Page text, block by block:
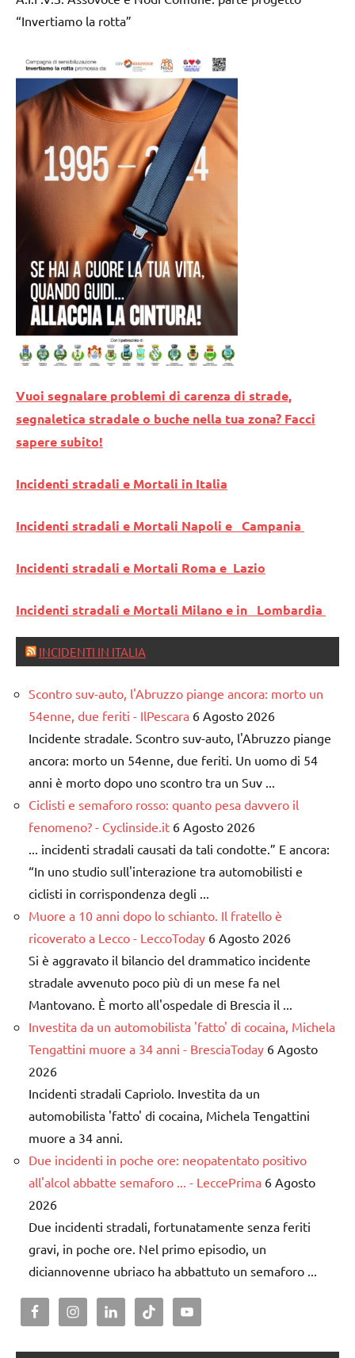
“Invertiamo la rotta”
Vuoi segnalare problemi di carenza di strade,
segnaletica stradale o buche nella tua zona? Facci
sapere subito!
Incidenti stradali e Mortali in Italia
Incidenti stradali e Mortali Napoli e Campania
Incidenti stradali e Mortali Roma e Lazio
Incidenti stradali e Mortali Milano e in Lombardia
INCIDENTI IN ITALIA
Scontro suv-auto, l'Abruzzo piange ancora: morto un
54enne, due feriti - IlPescara 6 Agosto 2026
Incidente stradale. Scontro suv-auto, l'Abruzzo piange
ancora: morto un 54enne, due feriti. Un uomo di 54
anni è morto dopo uno scontro tra un Suv ...
Ciclisti e semaforo rosso: quanto pesa davvero il
fenomeno? - Cyclinside.it 6 Agosto 2026
... incidenti stradali causati da tali condotte.” E ancora:
“In uno studio sull'interazione tra automobilisti e
ciclisti in corrispondenza degli ...
Muore a 10 anni dopo lo schianto. Il fratello è
ricoverato a Lecco - LeccoToday 6 Agosto 2026
Si è aggravato il bilancio del drammatico incidente
stradale avvenuto poco più di un mese fa nel
Mantovano. È morto all'ospedale di Brescia il ...
Investita da un automobilista 'fatto' di cocaina, Michela
Tengattini muore a 34 anni - BresciaToday 6 Agosto
2026
Incidenti stradali Capriolo. Investita da un
automobilista 'fatto' di cocaina, Michela Tengattini
muore a 34 anni.
Due incidenti in poche ore: neopatentato positivo
all'alcol abbatte semaforo ... - LeccePrima 6 Agosto
2026
Due incidenti stradali, fortunatamente senza feriti
gravi, in poche ore. Nel primo episodio, un
diciannovenne ubriaco ha abbattuto un semaforo ...